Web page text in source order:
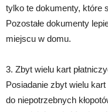
tylko te dokumenty, które
Pozostałe dokumenty
miejscu w domu.
3. Zbyt wielu kart
Posiadanie zbyt wielu
do niepotrzebnych